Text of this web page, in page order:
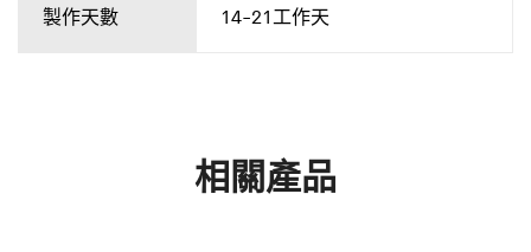
製作天數 14-21工作天
相關產品